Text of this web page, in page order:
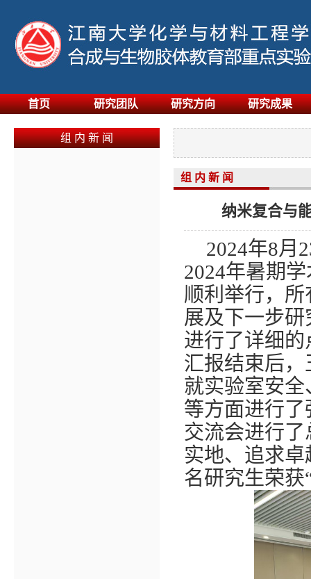
首页 研究团队 研究方向 研究成果
组 内 新 闻
组 内 新 闻
纳米复合与
2024年8月
2024年暑期
顺利举行，
展及下一步
进行了详细
汇报结束后
就实验室安
等方面进行
交流会进行
实地、追求
名研究生荣获